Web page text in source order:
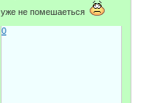
уже не помешаеться
0